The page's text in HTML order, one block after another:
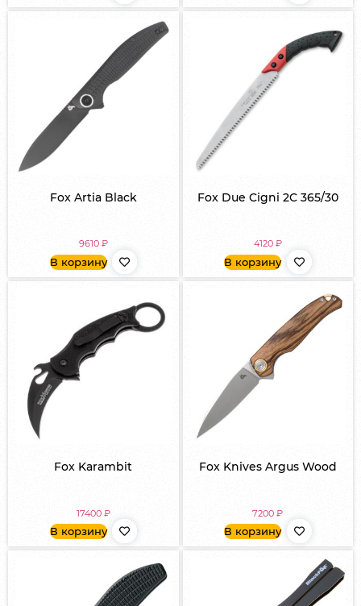
Fox Artia Black
9610 ₽
В корзину
Fox Due Cigni 2C 365/30
4120 ₽
В корзину
Fox Karambit
17400 ₽
В корзину
Fox Knives Argus Wood
7200₽
В корзину